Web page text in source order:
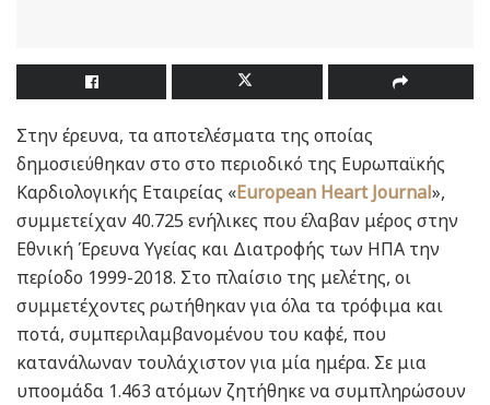
Στην έρευνα, τα αποτελέσματα της οποίας
δημοσιεύθηκαν στο στο περιοδικό της Ευρωπαϊκής
Καρδιολογικής Εταιρείας «European Heart Journal»,
συμμετείχαν 40.725 ενήλικες που έλαβαν μέρος στην
Εθνική Έρευνα Υγείας και Διατροφής των ΗΠΑ την
περίοδο 1999-2018. Στο πλαίσιο της μελέτης, οι
συμμετέχοντες ρωτήθηκαν για όλα τα τρόφιμα και
ποτά, συμπεριλαμβανομένου του καφέ, που
κατανάλωναν τουλάχιστον για μία ημέρα. Σε μια
υποομάδα 1.463 ατόμων ζητήθηκε να συμπληρώσουν